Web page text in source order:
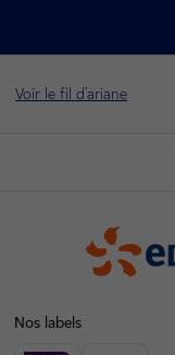
Voir le fil d'ariane
Nos labels